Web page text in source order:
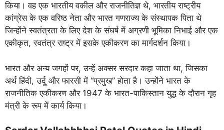
किया। वह एक भारतीय वकील और राजनीतिज्ञ थे, भारतीय राष्ट्रीय
कांग्रेस के एक वरिष्ठ नेता और भारत गणराज्य के संस्थापक पिता थे
जिन्होंने स्वतंत्रता के लिए देश के संघर्ष में अग्रणी भूमिका निभाई और एक
एकीकृत, स्वतंत्र राष्ट्र में इसके एकीकरण का मार्गदर्शन किया।
भारत और अन्य जगहों पर, उन्हें अक्सर सरदार कहा जाता था, जिसका
अर्थ हिंदी, उर्दू और फारसी में “प्रमुख” होता है। उन्होंने भारत के
राजनीतिक एकीकरण और 1947 के भारत-पाकिस्तान युद्ध के दौरान गृह
मंत्री के रूप में कार्य किया।